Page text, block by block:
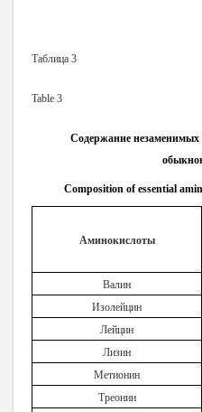
Таблица 3
Table 3
Содержание незаменимых
Composition of essential
Аминокислоты
Валин
Изолейцин
Лейцин
Лизин
Метионин
Треонин